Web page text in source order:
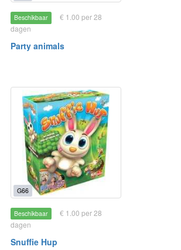
Beschikbaar
€ 1.00 per 28
dagen
Party animals
G66
Beschikbaar
€ 1.00 per 28
dagen
Snuffie Hup